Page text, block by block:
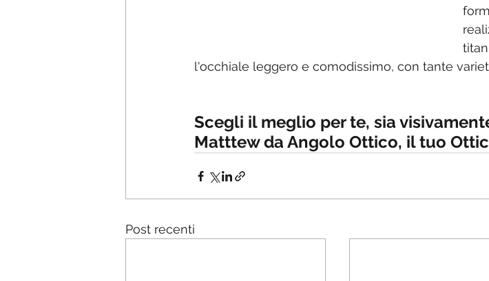
l'occhiale leggero e comodissimo, con tante
Scegli il meglio per te, sia
Matttew da Angolo Ottico, il tuo
Post recenti